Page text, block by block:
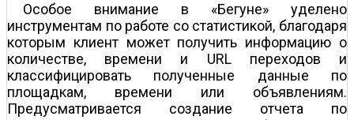
Особое внимание в «Бегуне» уделено
инструментам по работе со статистикой, благодаря
которым клиент может получить информацию о
количестве, времени и URL переходов и
классифицировать полученные данные по
площадкам, времени или объявлениям.
Предусматривается создание отчета по